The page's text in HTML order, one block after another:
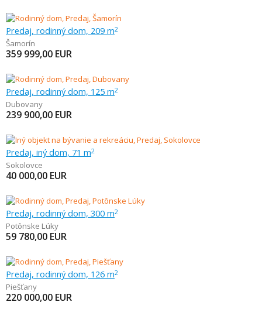
Predaj, rodinný dom, 209 m2
Šamorín
359 999,00 EUR
Predaj, rodinný dom, 125 m2
Dubovany
239 900,00 EUR
Predaj, iný dom, 71 m2
Sokolovce
40 000,00 EUR
Predaj, rodinný dom, 300 m2
Potônske Lúky
59 780,00 EUR
Predaj, rodinný dom, 126 m2
Piešťany
220 000,00 EUR